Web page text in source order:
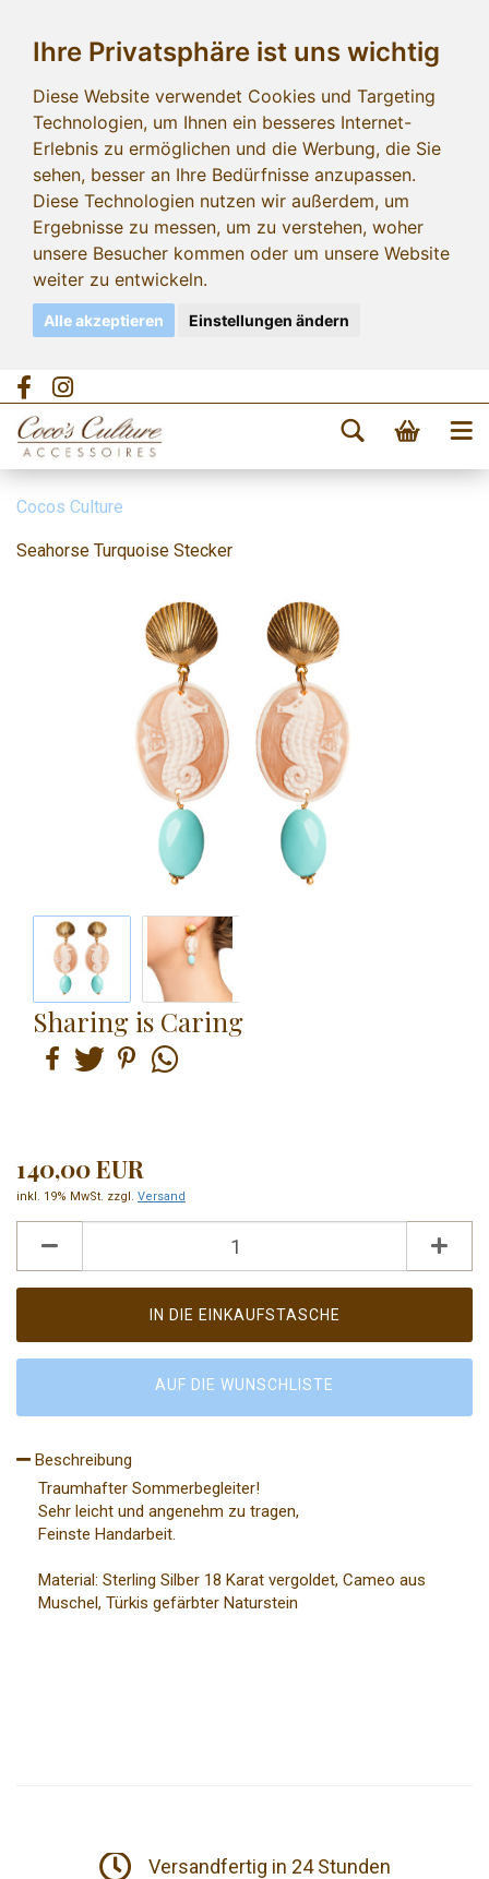
Ihre Privatsphäre ist uns wichtig
Diese Website verwendet Cookies und Targeting
Technologien, um Ihnen ein besseres Internet-
Erlebnis zu ermöglichen und die Werbung, die Sie
sehen, besser an Ihre Bedürfnisse anzupassen.
Diese Technologien nutzen wir außerdem, um
Ergebnisse zu messen, um zu verstehen, woher
unsere Besucher kommen oder um unsere Website
weiter zu entwickeln.
Alle akzeptieren Einstellungen ändern
Cocos Culture
Seahorse Turquoise Stecker
Sharing is Caring
140,00 EUR
inkl. 19% MwSt. zzgl. Versand
AUF DIE WUNSCHLISTE
Beschreibung
Traumhafter Sommerbegleiter!
Sehr leicht und angenehm zu tragen,
Feinste Handarbeit.
Material: Sterling Silber 18 Karat vergoldet, Cameo aus
Muschel, Türkis gefärbter Naturstein
Versandfertig in 24 Stunden